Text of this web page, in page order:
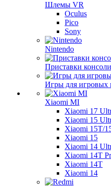
Шлемы VR
Oculus
Pico
Sony
Nintendo
Приставки
Игры для игровых
Xiaomi MI
Xiaomi 17
Xiaomi 15
Xiaomi 15T/
Xiaomi 15
Xiaomi 14
Xiaomi 14T
Xiaomi 14T
Xiaomi 14